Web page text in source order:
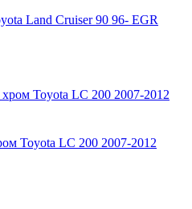
Land Cruiser 90 96- EGR
Toyota LC 200 2007-2012